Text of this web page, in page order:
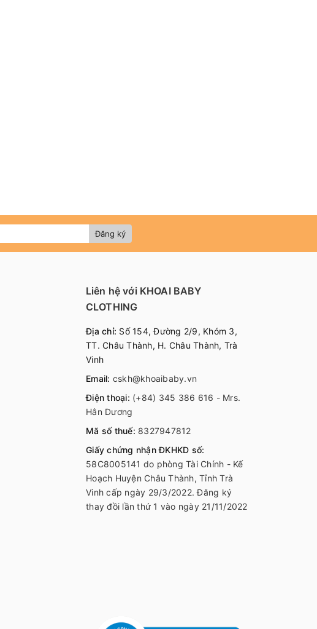
Đăng ký
Liên hệ với KHOAI BABY
CLOTHING
Địa chỉ: Số 154, Đường 2/9, Khóm 3,
TT. Châu Thành, H. Châu Thành, Trà
Vinh
Email: cskh@khoaibaby.vn
Điện thoại: (+84) 345 386 616 - Mrs.
Hân Dương
Mã số thuế: 8327947812
Giấy chứng nhận ĐKHKD số:
58C8005141 do phòng Tài Chính - Kế
Hoạch Huyện Châu Thành, Tỉnh Trà
Vinh cấp ngày 29/3/2022. Đăng ký
thay đồi lần thứ 1 vào ngày 21/11/2022